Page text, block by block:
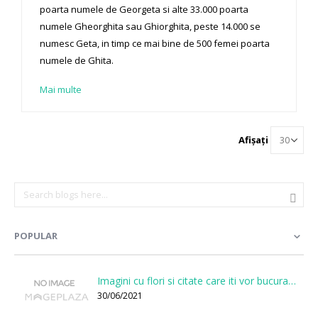
poarta numele de Georgeta si alte 33.000 poarta
numele Gheorghita sau Ghiorghita, peste 14.000 se
numesc Geta, in timp ce mai bine de 500 femei poarta
numele de Ghita.
Mai multe
Afișați
POPULAR
Imagini cu flori si citate care iti vor bucura sufletul
30/06/2021